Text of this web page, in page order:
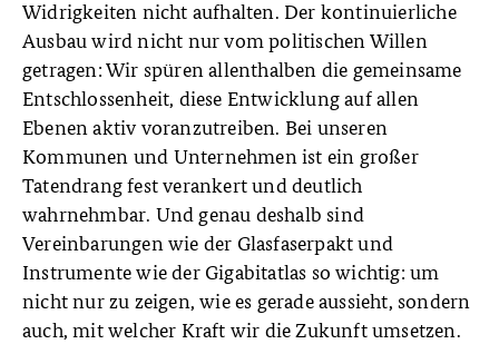
Widrigkeiten nicht aufhalten. Der kontinuierliche
Ausbau wird nicht nur vom politischen Willen
getragen: Wir spüren allenthalben die gemeinsame
Entschlossenheit, diese Entwicklung auf allen
Ebenen aktiv voranzutreiben. Bei unseren
Kommunen und Unternehmen ist ein großer
Tatendrang fest verankert und deutlich
wahrnehmbar. Und genau deshalb sind
Vereinbarungen wie der Glasfaserpakt und
Instrumente wie der Gigabitatlas so wichtig: um
nicht nur zu zeigen, wie es gerade aussieht, sondern
auch, mit welcher Kraft wir die Zukunft umsetzen.